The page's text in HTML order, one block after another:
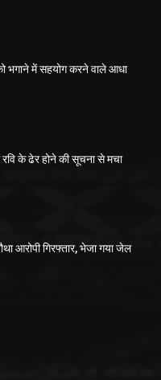
भगाने में सहयोग करने वाले आधा
के ढेर होने की सूचना से मचा
आरोपी गिरफ्तार, भेजा गया जेल